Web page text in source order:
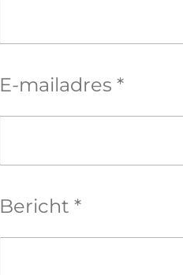
E-mailadres *
Bericht *